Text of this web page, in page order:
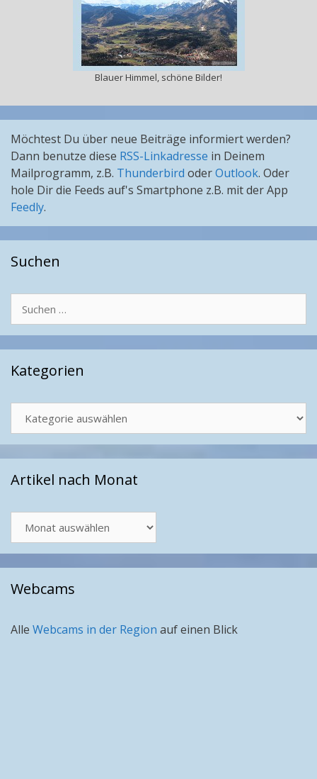
Blauer Himmel, schöne Bilder!
Möchtest Du über neue Beiträge informiert werden?
Dann benutze diese RSS-Linkadresse in Deinem
Mailprogramm, z.B. Thunderbird oderOutlook. Oder
hole Dir die Feeds auf's Smartphone z.B. mit der App
Feedly.
Suchen
Suchen
nach:
Kategorien
Artikel nach Monat
nach
Monat
Webcams
Alle Webcams in der Region auf einen Blick